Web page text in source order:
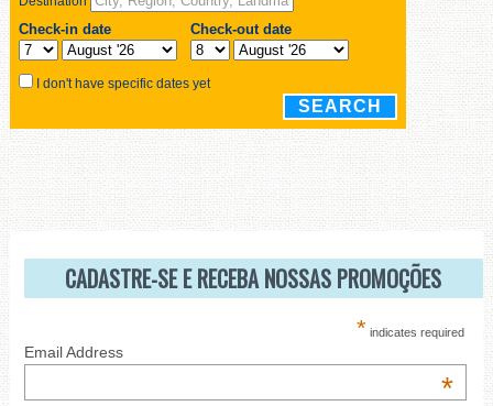
CADASTRE-SE E RECEBA NOSSAS PROMOÇÕES
* indicates required
Email Address
*